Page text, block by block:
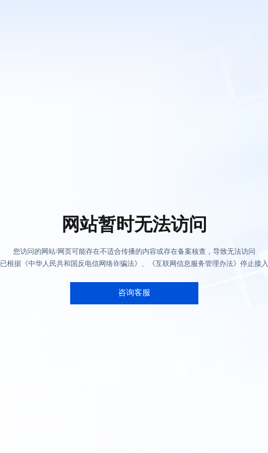
网站暂时无法访问
您访问的网站/网页可能存在不适合传播的内容或存在备案核查，导致无法访问
已根据《中华人民共和国反电信网络诈骗法》、《互联网信息服务管理办法》停止接入
咨询客服